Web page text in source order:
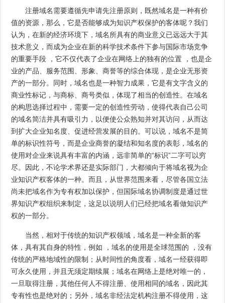
注册域名需要遵循先申请先注册原则，既然域名是一种有价
值的资源，那么，它是否能够成为知识产权保护的客体呢？我们
认为，在新的经济环境下，域名所具有的商业意义已远远大于其
技术意义，而成为企业在新的科学技术条件下参与国际市场竞争
的重要手段 ，它不仅代表了企业在网络上的独有的位置 ，也是企
业的产品、服务范围、形象、商誉等的综合体现，是企业无形资
产的一部分。同时，域名也是一种智力成果，它是有文字含义的
商业性标记，与商标、商号类似，体现了相当的创造性。在域名
的构思选择过程中，需要一定的创造性劳动，使得代表自己公司
的域名简洁并具有吸引力，以便使公众熟知并对其访问，从而达
到扩大企业知名度、促进经营发展的目的。可以说，域名不是简
单的标识性符号，而是企业商誉的凝结和知名度的表彰，域名的
使用对企业来说具有丰富的内涵，远非简单的“标识”二字可以穷
尽。因此，不论学术界还是实际部门，大都倾向于将域名视为企
业知识产权客体的一种。而且，从世界范围来看，尽管各国立法
尚未把域名作为专有权加以保护，但国际域名协调制度是通过世
界知识产权组织来制定，这足以说明人们已经把域名看做知识产
权的一部分。
当然，相对于传统的知识产权领域，域名是一种全新的客
体，具有其自身的特性，例如 ，域名的使用是全球范围的 ，没有
传统的严格地域性的限制；从时间性的角度看，域名一经获得即
可永久使用，并且无须定期续展；域名在网络上是绝对唯一的，
一旦取得注册，其他任何人不得注册、使用相同的域名，因此其
专有性也是绝对的；另外，域名非经法定机构注册不得使用，这